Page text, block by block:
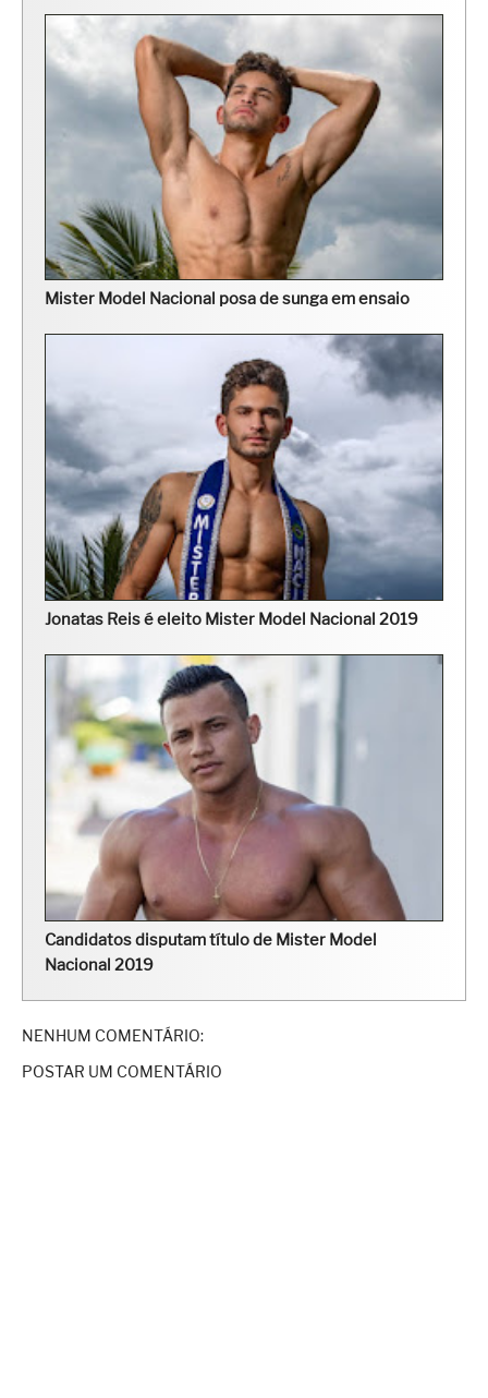
Mister Model Nacional posa de sunga em ensaio
Jonatas Reis é eleito Mister Model Nacional 2019
Candidatos disputam título de Mister Model
Nacional 2019
NENHUM COMENTÁRIO:
POSTAR UM COMENTÁRIO